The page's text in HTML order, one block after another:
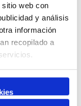
web con
y análisis
información
recopilado a
temps i del gest
en